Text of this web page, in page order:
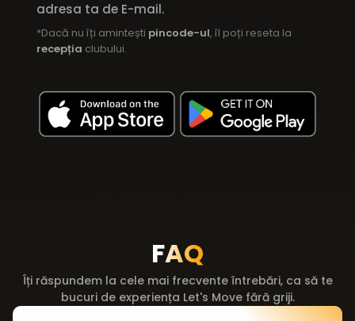
adresa ta de E-mail.
*Dacă nu îți amintești pincode-ul, îl poți reseta la
recepția clubului.
FAQ
Îți răspundem la cele mai frecvente întrebări, ca să te
bucuri de experiența Let's Move fără griji.